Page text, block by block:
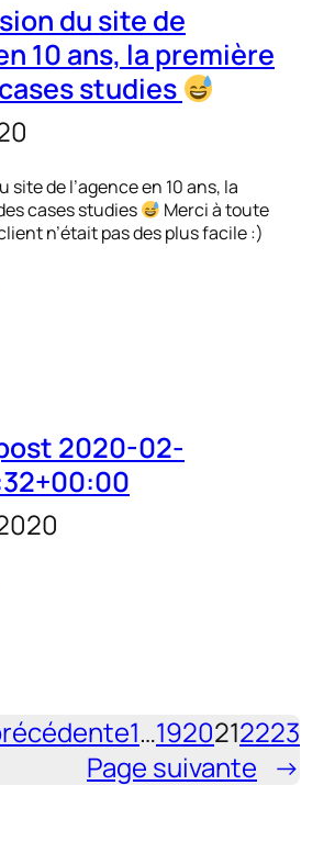
du site de
10 ans, la première
studies
site de l’agence en 10 ans, la
cases studies
Merci à toute
n’était pas des plus facile :)
2020-02-
1…1920212223
Page suivante →